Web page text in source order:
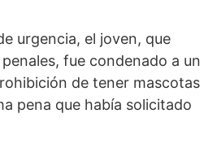
urgencia, el joven, que
fue condenado a un
de tener mascotas
pena que había solicitado